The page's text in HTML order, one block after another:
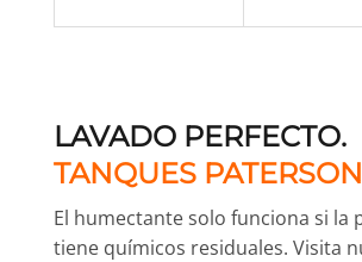
LAVADO PERFECTO.
TANQUES
El humectante solo funciona si la
tiene químicos residuales. Visita